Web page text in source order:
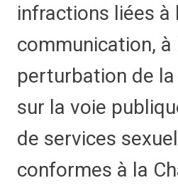
infractions liées à
communication, à
perturbation de
sur la voie
de services
conformes à la